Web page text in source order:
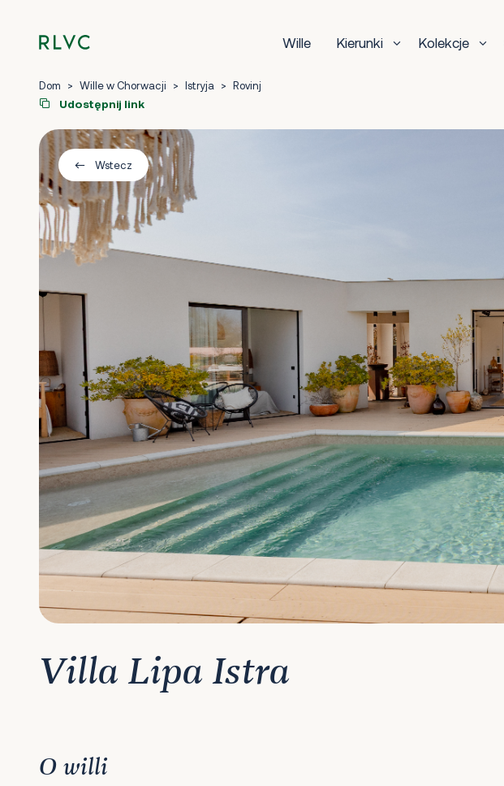
Wille Kierunki Kolekcje
Dom > Wille w Chorwacji > Istryja > Rovinj
Udostępnij link
Wstecz
Villa Lipa Istra
O willi